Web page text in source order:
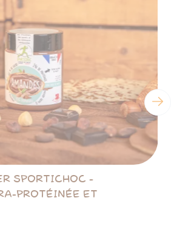
SPORTICHOC -
PROTÉINÉE ET